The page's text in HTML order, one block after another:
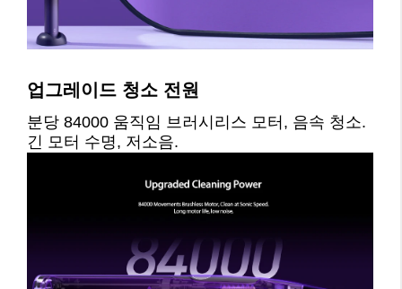
업그레이드 청소 전원
분당 84000 움직임 브러시리스 모터, 음속 청소.
긴 모터 수명, 저소음.